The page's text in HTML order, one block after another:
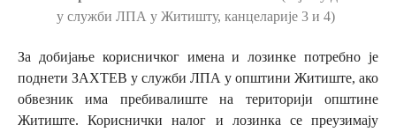
у служби ЛПА у Житишту, канцеларије 3 и 4)
За добијање корисничког имена и лозинке потребно је
поднети ЗАХТЕВ у служби ЛПА у општини Житиште, ако
обвезник има пребивалиште на територији општине
Житиште. Кориснички налог и лозинка се преузимају